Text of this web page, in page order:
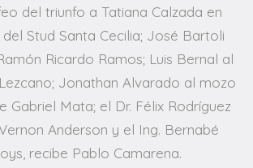
del triunfo a Tatiana Calzada en
Stud Santa Cecilia; José Bartoli
Ricardo Ramos; Luis Bernal al
Jonathan Alvarado al mozo
Gabriel Mata; el Dr. Félix Rodríguez
Anderson y el Ing. Bernabé
recibe Pablo Camarena.